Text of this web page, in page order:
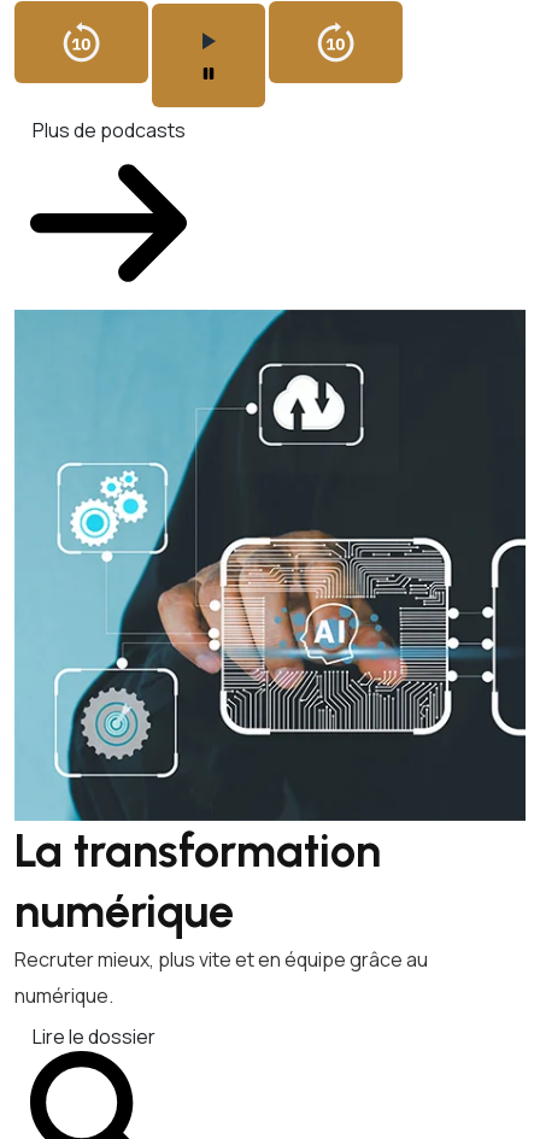
Plus de podcasts
La transformation
numérique
Recruter mieux, plus vite et en équipe grâce au
numérique.
Lire le dossier